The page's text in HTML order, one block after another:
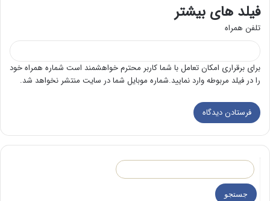
فیلد های بیشتر
تلفن همراه
برای برقراری امکان تعامل با شما کاربر محترم خواهشمند است شماره همراه خود
را در فیلد مربوطه وارد نمایید.شماره موبایل شما در سایت منتشر نخواهد شد.